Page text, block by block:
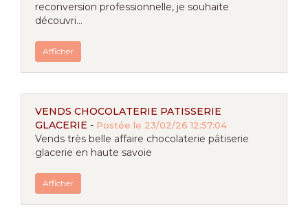
reconversion professionnelle, je souhaite
découvri...
Afficher
VENDS CHOCOLATERIE PATISSERIE
GLACERIE - Postée le 23/02/26 12:57:04
Vends très belle affaire chocolaterie pâtiserie
glacerie en haute savoie
Afficher